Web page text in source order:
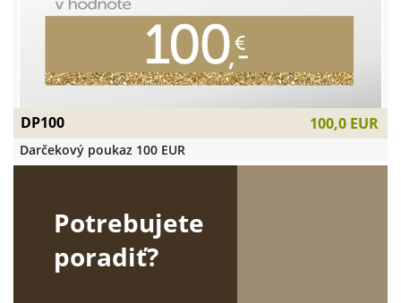
DP100 100,0 EUR
Darčekový poukaz 100 EUR
Potrebujete
poradiť?